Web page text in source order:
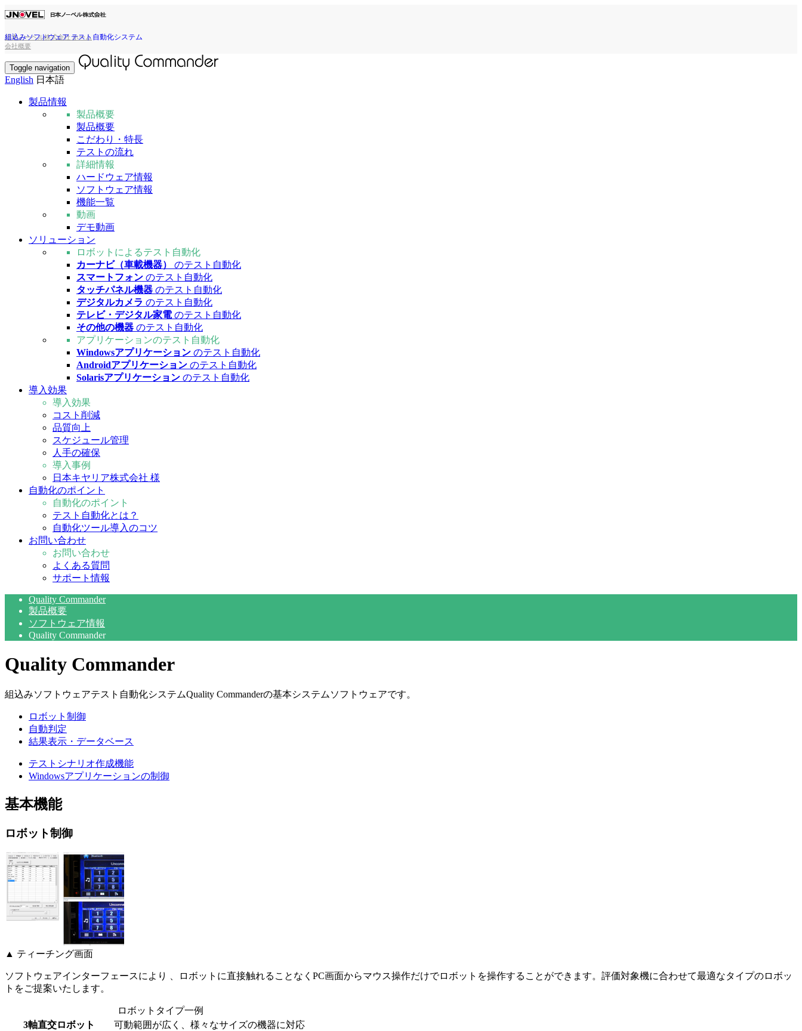
日本ノーベル株式会社 ホーム
会社概要
Toggle navigation
組込みソフトウェア テスト自動化システム
English 日本語
製品情報
製品概要
製品概要
こだわり・特長
テストの流れ
詳細情報
ハードウェア情報
ソフトウェア情報
機能一覧
動画
デモ動画
ソリューション
ロボットによるテスト自動化
カーナビ（車載機器）
のテスト自動化
スマートフォン のテスト自動化
タッチパネル機器 のテスト自動化
デジタルカメラ のテスト自動化
テレビ・デジタル家電のテスト自動化
その他の機器 のテスト自動化
アプリケーションのテスト自動化
Windowsアプリケーション のテスト自動化
Androidアプリケーション のテスト自動化
Solarisアプリケーション のテスト自動化
導入効果
導入効果
コスト削減
品質向上
スケジュール管理
人手の確保
導入事例
日本キヤリア株式会社 様
自動化のポイント
自動化のポイント
テスト自動化とは？
自動化ツール導入のコツ
お問い合わせ
お問い合わせ
よくある質問
サポート情報
Quality Commander
製品概要
ソフトウェア情報
Quality Commander
Quality Commander
組込みソフトウェアテスト自動化システムQuality Commanderの基本システムソフトウェアです。
ロボット制御
自動判定
結果表示・データベース
テストシナリオ作成機能
Windowsアプリケーションの制御
基本機能
ロボット制御
▲ ティーチング画面
ソフトウェアインターフェースにより 、ロボットに直接触れることなくPC画面からマウス操作だけでロボットを操作することができます。評価対象機に合わせて最適なタイプのロボッ
トをご提案いたします。
ロボットタイプ一例
3軸直交ロボット
可動範囲が広く、様々なサイズの機器に対応